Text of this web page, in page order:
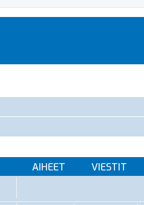
AIHEET VIESTIT